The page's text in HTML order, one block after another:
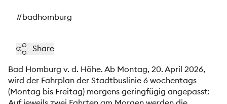
#badhomburg
Share
Bad Homburg v. d. Höhe. Ab Montag, 20. April 2026,
wird der Fahrplan der Stadtbuslinie 6 wochentags
(Montag bis Freitag) morgens geringfügig angepasst: